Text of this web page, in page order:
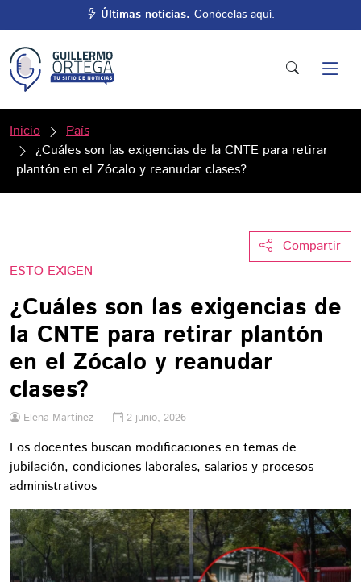
Últimas noticias. Conócelas aquí.
Inicio
País
¿Cuáles son las exigencias de la CNTE para retirar
plantón en el Zócalo y reanudar clases?
Compartir
ESTO EXIGEN
¿Cuáles son las exigencias de
la CNTE para retirar plantón
en el Zócalo y reanudar
clases?
Elena Martínez 2 junio, 2026
Los docentes buscan modificaciones en temas de
jubilación, condiciones laborales, salarios y procesos
administrativos